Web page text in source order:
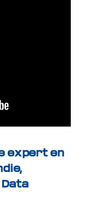
expert en